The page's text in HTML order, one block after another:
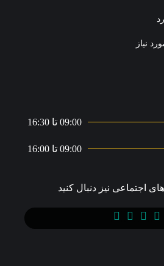
نیاز
09:00 تا 16:30
09:00 تا 16:00
اجتماعی نیز دنبال کنید